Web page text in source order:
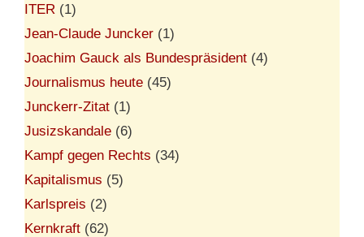
ITER (1)
Jean-Claude Juncker (1)
Joachim Gauck als Bundespräsident (4)
Journalismus heute (45)
Junckerr-Zitat (1)
Jusizskandale (6)
Kampf gegen Rechts (34)
Kapitalismus (5)
Karlspreis (2)
Kernkraft (62)